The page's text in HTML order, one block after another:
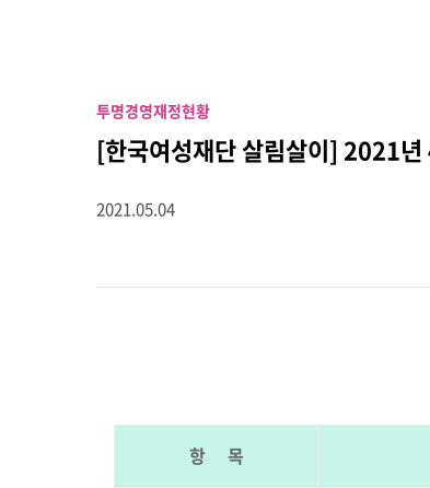
투명경영재정현황
[한국여성재단 살림살이] 2021년
2021.05.04
항 목